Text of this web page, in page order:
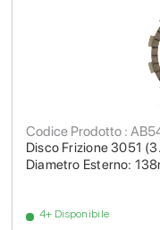
Disco Frizione 3051
Diametro Esterno:
Codice Prodotto :
4+ Disponibile